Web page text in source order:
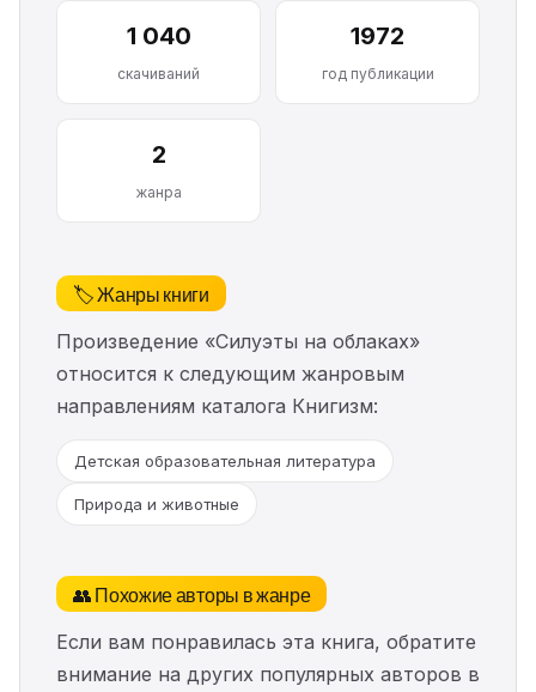
1 040
скачиваний
1972
год публикации
2
жанра
🏷️ Жанры книги
Произведение «Силуэты на облаках»
относится к следующим жанровым
направлениям каталога Книгизм:
Детская образовательная литература
Природа и животные
👥 Похожие авторы в жанре
Если вам понравилась эта книга, обратите
внимание на других популярных авторов в